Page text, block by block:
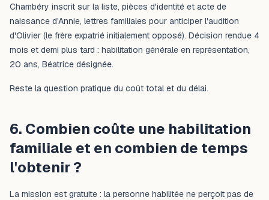
Chambéry inscrit sur la liste, pièces d'identité et acte de
naissance d'Annie, lettres familiales pour anticiper l'audition
d'Olivier (le frère expatrié initialement opposé). Décision rendue 4
mois et demi plus tard : habilitation générale en représentation,
20 ans, Béatrice désignée.
Reste la question pratique du coût total et du délai.
6. Combien coûte une habilitation
familiale et en combien de temps
l'obtenir ?
La mission est gratuite : la personne habilitée ne perçoit pas de